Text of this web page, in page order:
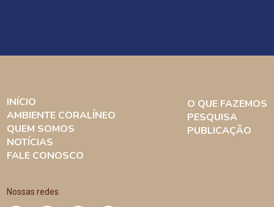
INÍCIO
AMBIENTE CORALÍNEO
QUEM SOMOS
NOTÍCIAS
O QUE FAZEMOS
PESQUISA
PUBLICAÇÃO
FALE CONOSCO
Nossas redes